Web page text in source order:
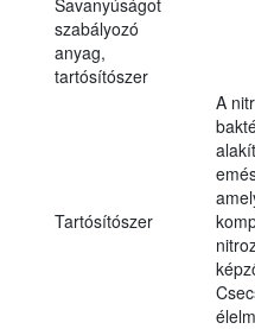
szabályozó
anyag,
tartósítószer
Tartósítószer
A